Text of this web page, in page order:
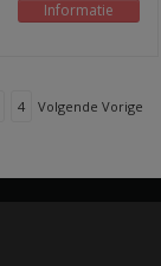
Informatie
4 Volgende Vorige